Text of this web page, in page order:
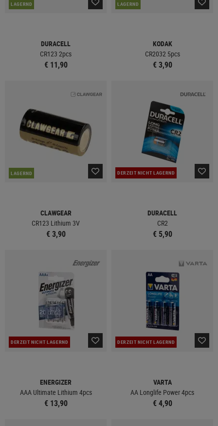
LAGERND
DURACELL
CR123 2pcs
€ 11,90
LAGERND
KODAK
CR2032 5pcs
€ 3,90
LAGERND
CLAWGEAR
CR123 Lithium 3V
€ 3,90
DERZEIT NICHT LAGERND
DURACELL
CR2
€ 5,90
DERZEIT NICHT LAGERND
ENERGIZER
AAA Ultimate Lithium 4pcs
€ 13,90
DERZEIT NICHT LAGERND
VARTA
AA Longlife Power 4pcs
€ 4,90